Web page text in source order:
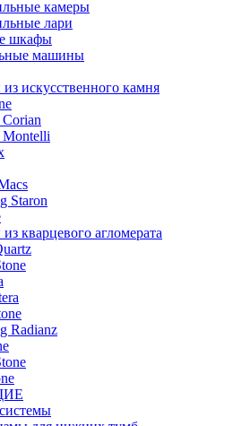
камеры
лари
шкафы
машины
искусственного камня
Montelli
Staron
кварцевого агломерата
Radianz